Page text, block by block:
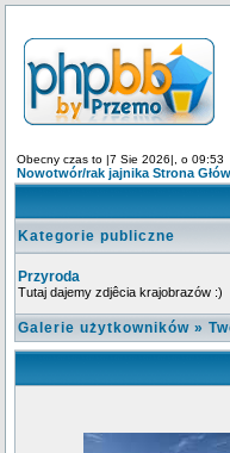
Obecny czas to |7 Sie 2026|, o 09:53
Nowotwór/rak jajnika Strona
Kategorie publiczne
Przyroda
Tutaj dajemy zdjêcia krajobrazów :)
Galerie użytkowników »